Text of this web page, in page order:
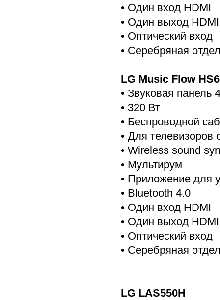
• Один вход HDMI
• Один выход HDMI
• Оптический вход
• Серебряная
LG Music Flow
• Звуковая панель
• 320 Вт
• Беспроводной
• Для
• Wireless sound
• Мультирум
• Приложение для
• Bluetooth 4.0
• Один вход HDMI
• Один выход HDMI
• Оптический вход
• Серебряная
LG LAS550H